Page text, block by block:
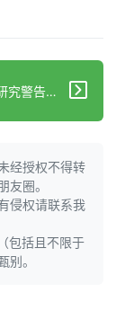
下一篇：研究警告即使饮用一杯酒也可能增加痴呆症风险
经授权不得转
友圈。
侵权请联系我
包括且不限于
别。